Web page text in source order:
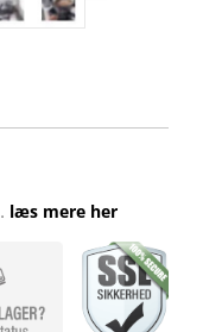
læs mere her